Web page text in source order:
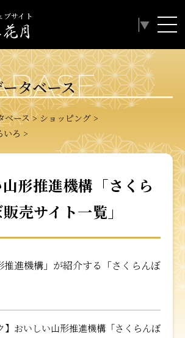
ブサイト
▼
タベース
ベース
ショッピング
ろ
形推進機構「さくら
売サイト一覧」
推進機構」が紹介する「さくらんぼ
】おいしい山形推進機構「さくらんぼ